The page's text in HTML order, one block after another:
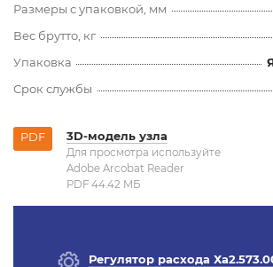
Размеры с упаковкой, мм
Вес брутто, кг
Упаковка
Срок службы
PDF 3D-модель узла
Для просмотра используйте
Adobe Arcobat Reader
PDF 44.42 MБ
Регулятор расхода